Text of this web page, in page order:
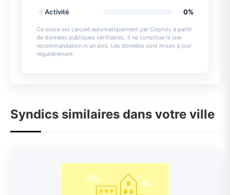
Activité
0%
Ce score est calculé automatiquement par Coproly à partir
de données publiques vérifiables. Il ne constitue ni une
recommandation ni un avis. Les données sont mises à jour
régulièrement.
Syndics similaires dans votre ville